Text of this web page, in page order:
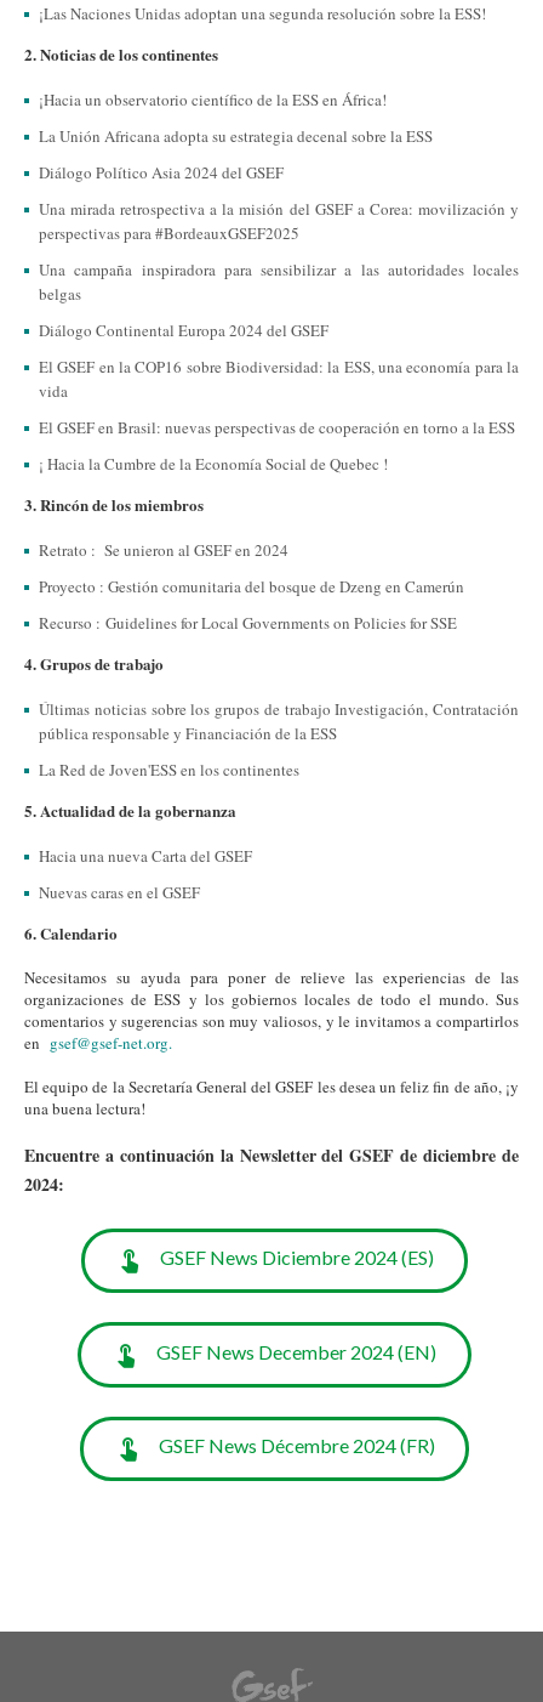
¡Las Naciones Unidas adoptan una segunda resolución sobre la ESS!
2. Noticias de los continentes
¡Hacia un observatorio científico de la ESS en África!
La Unión Africana adopta su estrategia decenal sobre la ESS
Diálogo Político Asia 2024 del GSEF
Una mirada retrospectiva a la misión del GSEF a Corea: movilización y
perspectivas para #BordeauxGSEF2025
Una campaña inspiradora para sensibilizar a las autoridades locales
belgas
Diálogo Continental Europa 2024 del GSEF
El GSEF en la COP16 sobre Biodiversidad: la ESS, una economía para la
vida
El GSEF en Brasil: nuevas perspectivas de cooperación en torno a la ESS
¡ Hacia la Cumbre de la Economía Social de Quebec !
3. Rincón de los miembros
Retrato : Se unieron al GSEF en 2024
Proyecto : Gestión comunitaria del bosque de Dzeng en Camerún
Recurso : Guidelines for Local Governments on Policies for SSE
4. Grupos de trabajo
Últimas noticias sobre los grupos de trabajo Investigación, Contratación
pública responsable y Financiación de la ESS
La Red de Joven'ESS en los continentes
5. Actualidad de la gobernanza
Hacia una nueva Carta del GSEF
Nuevas caras en el GSEF
6. Calendario
Necesitamos su ayuda para poner de relieve las experiencias de las
organizaciones de ESS y los gobiernos locales de todo el mundo. Sus
comentarios y sugerencias son muy valiosos, y le invitamos a compartirlos
en gsef@gsef-net.org.
El equipo de la Secretaría General del GSEF les desea un feliz fin de año, ¡y
una buena lectura!
Encuentre a continuación la Newsletter del GSEF de diciembre de
2024:
GSEF News Diciembre 2024 (ES)
GSEF News December 2024 (EN)
GSEF News Décembre 2024 (FR)